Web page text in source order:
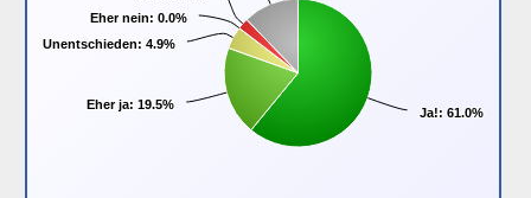
Ja!: 61.0%
Ja!: 61.0%
Eher ja: 19.5%
Eher ja: 19.5%
Unentschieden: 4.9%
Unentschieden: 4.9%
Eher nein: 0.0%
Eher nein: 0.0%